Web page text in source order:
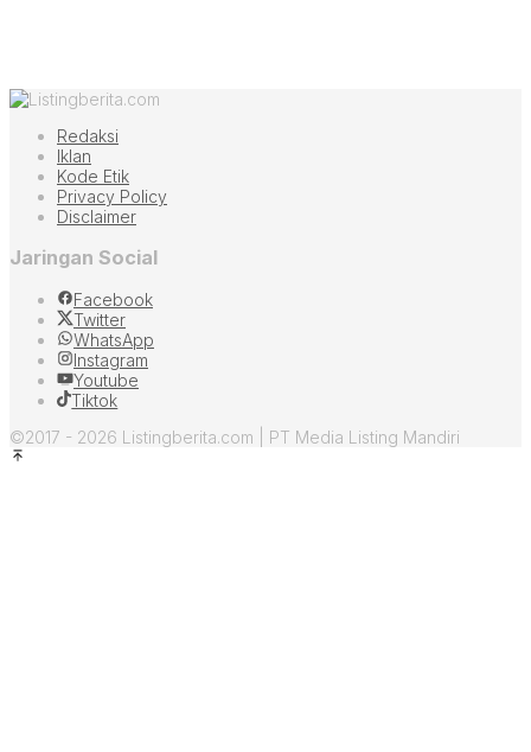
Redaksi
Iklan
Kode Etik
Privacy Policy
Disclaimer
Jaringan Social
Facebook
Twitter
WhatsApp
Instagram
Youtube
Tiktok
©2017 - 2026 Listingberita.com | PT Media Listing Mandiri